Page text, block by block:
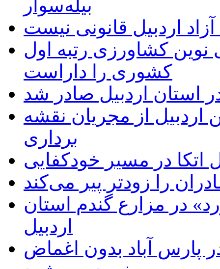
بیله‌سوار
اردبیل قانونی نیست
نوین کشاورزی رتبه اول
کشوری را داراست
استان اردبیل صادر شد
از مجریان نقشه
برداری
در مسیر خودکفایی
را زودتر پیر می‌کند
در مزارع گندم استان
اردبیل
پارس آباد بدون اغماض